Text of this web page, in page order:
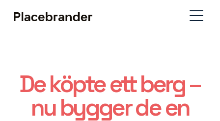
De köpte ett berg –
nu bygger de en